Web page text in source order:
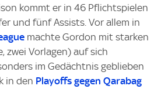
kommt er in 46 Pflichtspielen
und fünf Assists. Vor allem in
machte Gordon mit starken
zwei Vorlagen) auf sich
im Gedächtnis geblieben
in den Playoffs gegen Qarabag